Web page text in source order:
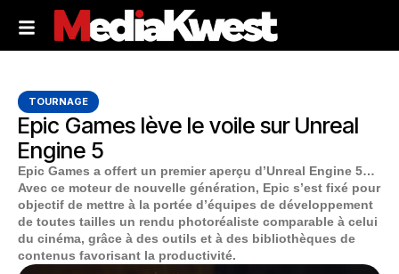
TOURNAGE
Epic Games lève le voile sur Unreal
Engine 5
Epic Games a offert un premier aperçu d’Unreal Engine 5…
Avec ce moteur de nouvelle génération, Epic s’est fixé pour
objectif de mettre à la portée d’équipes de développement
de toutes tailles un rendu photoréaliste comparable à celui
du cinéma, grâce à des outils et à des bibliothèques de
contenus favorisant la productivité.